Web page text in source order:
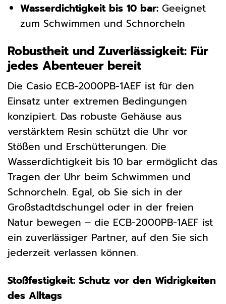
Wasserdichtigkeit bis 10 bar:Geeignet
zum Schwimmen und Schnorcheln
Robustheit und Zuverlässigkeit: Für
jedes Abenteuer bereit
Die Casio ECB-2000PB-1AEF ist für den
Einsatz unter extremen Bedingungen
konzipiert. Das robuste Gehäuse aus
verstärktem Resin schützt die Uhr vor
Stößen und Erschütterungen. Die
Wasserdichtigkeit bis 10 bar ermöglicht das
Tragen der Uhr beim Schwimmen und
Schnorcheln. Egal, ob Sie sich in der
Großstadtdschungel oder in der freien
Natur bewegen – die ECB-2000PB-1AEF ist
ein zuverlässiger Partner, auf den Sie sich
jederzeit verlassen können.
Stoßfestigkeit: Schutz vor den Widrigkeiten
des Alltags